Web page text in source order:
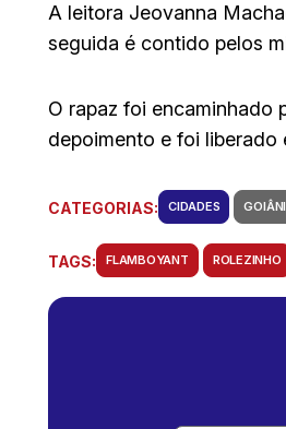
A leitora Jeovanna
seguida é contido pelos
O rapaz foi encaminhado
depoimento e foi liberado
CATEGORIAS: CIDADES
TAGS: FLAMBOYANT ROLEZINHO